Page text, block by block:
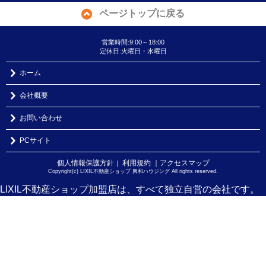
ページトップに戻る
営業時間:9:00～18:00
定休日:火曜日・水曜日
ホーム
会社概要
お問い合わせ
PCサイト
個人情報保護方針｜ 利用規約 ｜アクセスマップ
Copyright(c) LIXIL不動産ショップ 興和ハウジング All rights reserved.
LIXIL不動産ショップ加盟店は、すべて独立自営の会社です。